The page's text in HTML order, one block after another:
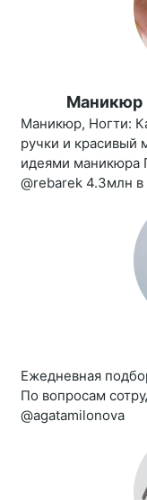
Маникюр
Маникюр, Ногти:
ручки и
идеями маникюра
@rebarek 4.3млн в
Ежедневная
По вопросам
@agatamilonova